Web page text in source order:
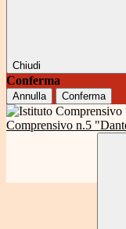
Chiudi
Conferma
Annulla Conferma
Comprensivo n.5